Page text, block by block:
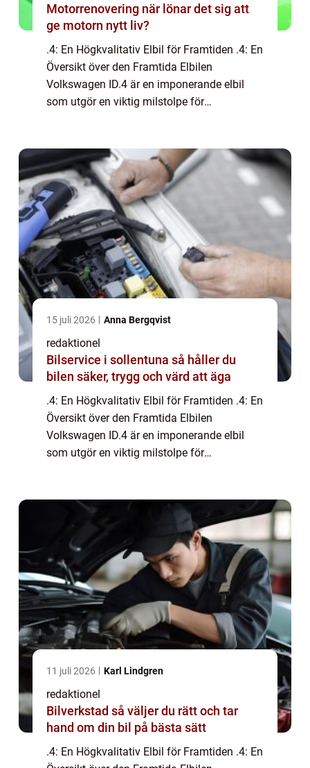
Motorrenovering när lönar det sig att
ge motorn nytt liv?
.4: En Högkvalitativ Elbil för Framtiden .4: En
Översikt över den Framtida Elbilen
Volkswagen ID.4 är en imponerande elbil
som utgör en viktig milstolpe för
av stil...
15 juli 2026 Anna Bergqvist
redaktionel
Bilservice i sollentuna så håller du
bilen säker, trygg och värd att äga
.4: En Högkvalitativ Elbil för Framtiden .4: En
Översikt över den Framtida Elbilen
Volkswagen ID.4 är en imponerande elbil
som utgör en viktig milstolpe för
av stil...
11 juli 2026 Karl Lindgren
redaktionel
Bilverkstad så väljer du rätt och tar
hand om din bil på bästa sätt
.4: En Högkvalitativ Elbil för Framtiden .4: En